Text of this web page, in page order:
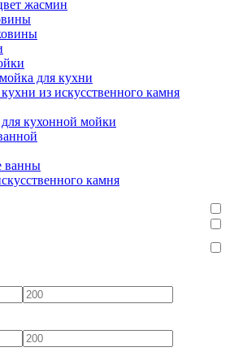
жасмин
для кухни
из искусственного камня
кухонной мойки
ванны
камня